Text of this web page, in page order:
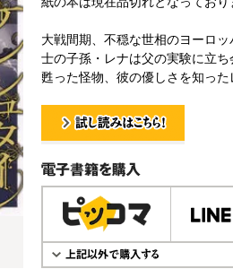
大戦間期、不穏な世相のヨーロ
士の子孫・レナは父の実験に立
甦った怪物、彼の優しさを知っ
電子書籍で購入